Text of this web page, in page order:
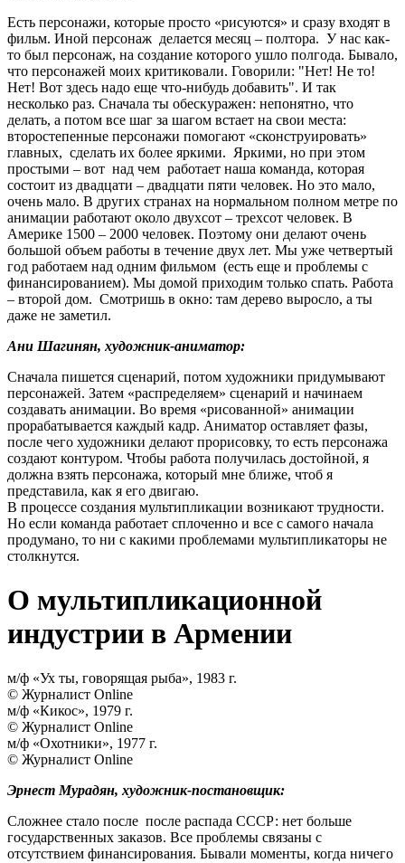
Есть персонажи, которые просто «рисуются» и сразу входят в
фильм. Иной персонаж делается месяц – полтора. У нас как-
то был персонаж, на создание которого ушло полгода. Бывало,
что персонажей моих критиковали. Говорили: "Нет! Не то!
Нет! Вот здесь надо еще что-нибудь добавить". И так
несколько раз. Сначала ты обескуражен: непонятно, что
делать, а потом все шаг за шагом встает на свои места:
второстепенные персонажи помогают «сконструировать»
главных, сделать их более яркими. Яркими, но при этом
простыми – вот над чем работает наша команда, которая
состоит из двадцати – двадцати пяти человек. Но это мало,
очень мало. В других странах на нормальном полном метре по
анимации работают около двухсот – трехсот человек. В
Америке 1500 – 2000 человек. Поэтому они делают очень
большой объем работы в течение двух лет. Мы уже четвертый
год работаем над одним фильмом (есть еще и проблемы с
финансированием). Мы домой приходим только спать. Работа
– второй дом. Смотришь в окно: там дерево выросло, а ты
даже не заметил.
Ани Шагинян, художник-аниматор:
Сначала пишется сценарий, потом художники придумывают
персонажей. Затем «распределяем» сценарий и начинаем
создавать анимации. Во время «рисованной» анимации
прорабатывается каждый кадр. Аниматор оставляет фазы,
после чего художники делают прорисовку, то есть персонажа
создают контуром. Чтобы работа получилась достойной, я
должна взять персонажа, который мне ближе, чтоб я
представила, как я его двигаю.
В процессе создания мультипликации возникают трудности.
Но если команда работает сплоченно и все с самого начала
продумано, то ни с какими проблемами мультипликаторы не
столкнутся.
О мультипликационной
индустрии в Армении
м/ф «Ух ты, говорящая рыба», 1983 г.
© Журналист Online
м/ф «Кикос», 1979 г.
© Журналист Online
м/ф «Охотники», 1977 г.
© Журналист Online
Эрнест Мурадян, художник-постановщик:
Сложнее стало после после распада СССР: нет больше
государственных заказов. Все проблемы связаны с
отсутствием финансирования. Бывали моменты, когда ничего